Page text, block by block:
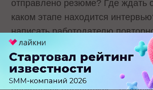
отправлено резюме? Где ждать
каком этапе находится
написать работодателю
тестовое задание?
Особенно тяжело тем, кто ищет
нескольких площадках –